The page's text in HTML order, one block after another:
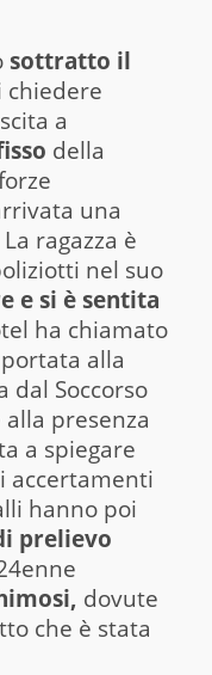
sottratto il
a
della
una
ragazza è
nel suo
e si è sentita
ha chiamato
alla
dal Soccorso
presenza
a spiegare
accertamenti
hanno poi
prelievo
dovute
che è stata